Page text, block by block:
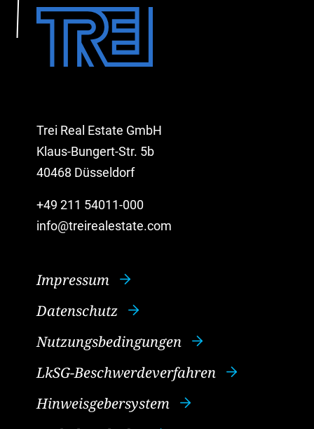
Trei Real Estate GmbH
Klaus-Bungert-Str. 5b
40468 Düsseldorf
+49 211 54011-000
info@treirealestate.com
Impressum
Datenschutz
Nutzungsbedingungen
LkSG-Beschwerdeverfahren
Hinweisgebersystem